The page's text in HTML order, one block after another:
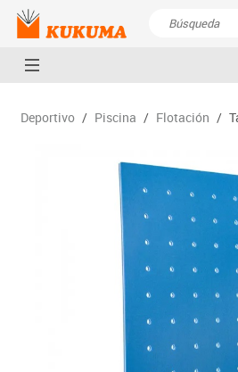
Deportivo / Piscina / Flotación /